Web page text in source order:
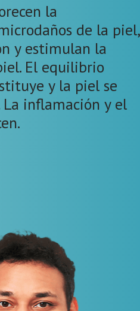
la
de la piel,
y estimulan la
El equilibrio
y la piel se
inflamación y el